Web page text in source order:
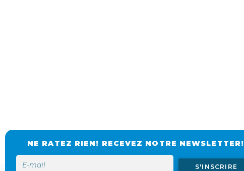
NE RATEZ RIEN! RECEVEZ NOTRE NEWSLETTER!
S'INSCRIRE